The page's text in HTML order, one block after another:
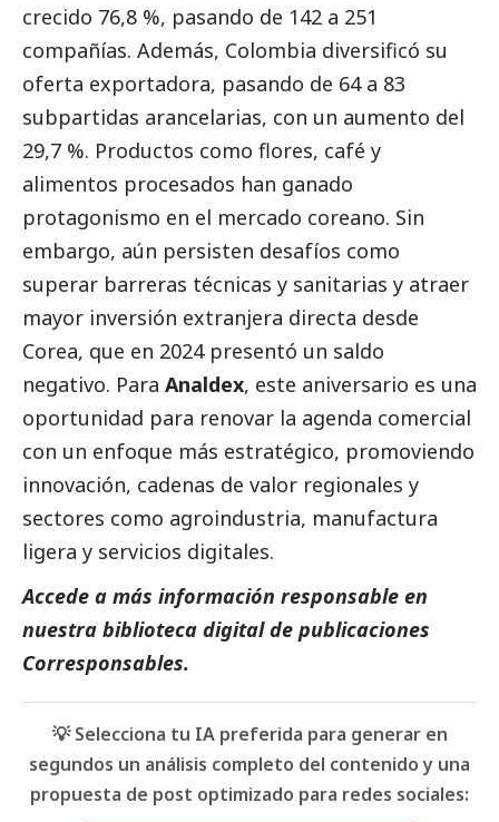
crecido 76,8 %, pasando de 142 a 251
compañías. Además, Colombia diversificó su
oferta exportadora, pasando de 64 a 83
subpartidas arancelarias, con un aumento del
29,7 %. Productos como flores, café y
alimentos procesados han ganado
protagonismo en el mercado coreano. Sin
embargo, aún persisten desafíos como
superar barreras técnicas y sanitarias y atraer
mayor inversión extranjera directa desde
Corea, que en 2024 presentó un saldo
negativo. Para Analdex, este aniversario es una
oportunidad para renovar la agenda comercial
con un enfoque más estratégico, promoviendo
innovación, cadenas de valor regionales y
sectores como agroindustria, manufactura
ligera y servicios digitales.
Accede a más información responsable en
nuestra biblioteca digital de publicaciones
Corresponsables.
💡 Selecciona tu IA preferida para generar en
segundos un análisis completo del contenido y una
propuesta de post optimizado para redes sociales: